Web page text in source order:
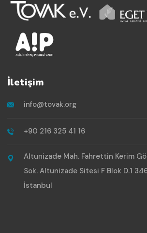
İletişim
info@tovak.org
+90 216 325 41 16
Altunizade Mah. Fahrettin Kerim
Sok. Altunizade Sitesi F Blok D.1
İstanbul